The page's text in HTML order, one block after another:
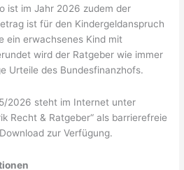
ist im Jahr 2026 zudem der
ist für den Kindergeldanspruch
ein erwachsenes Kind mit
wird der Ratgeber wie immer
Urteile des Bundesfinanzhofs.
2026 steht im Internet unter
Recht & Ratgeber“ als barrierefreie
zur Verfügung.